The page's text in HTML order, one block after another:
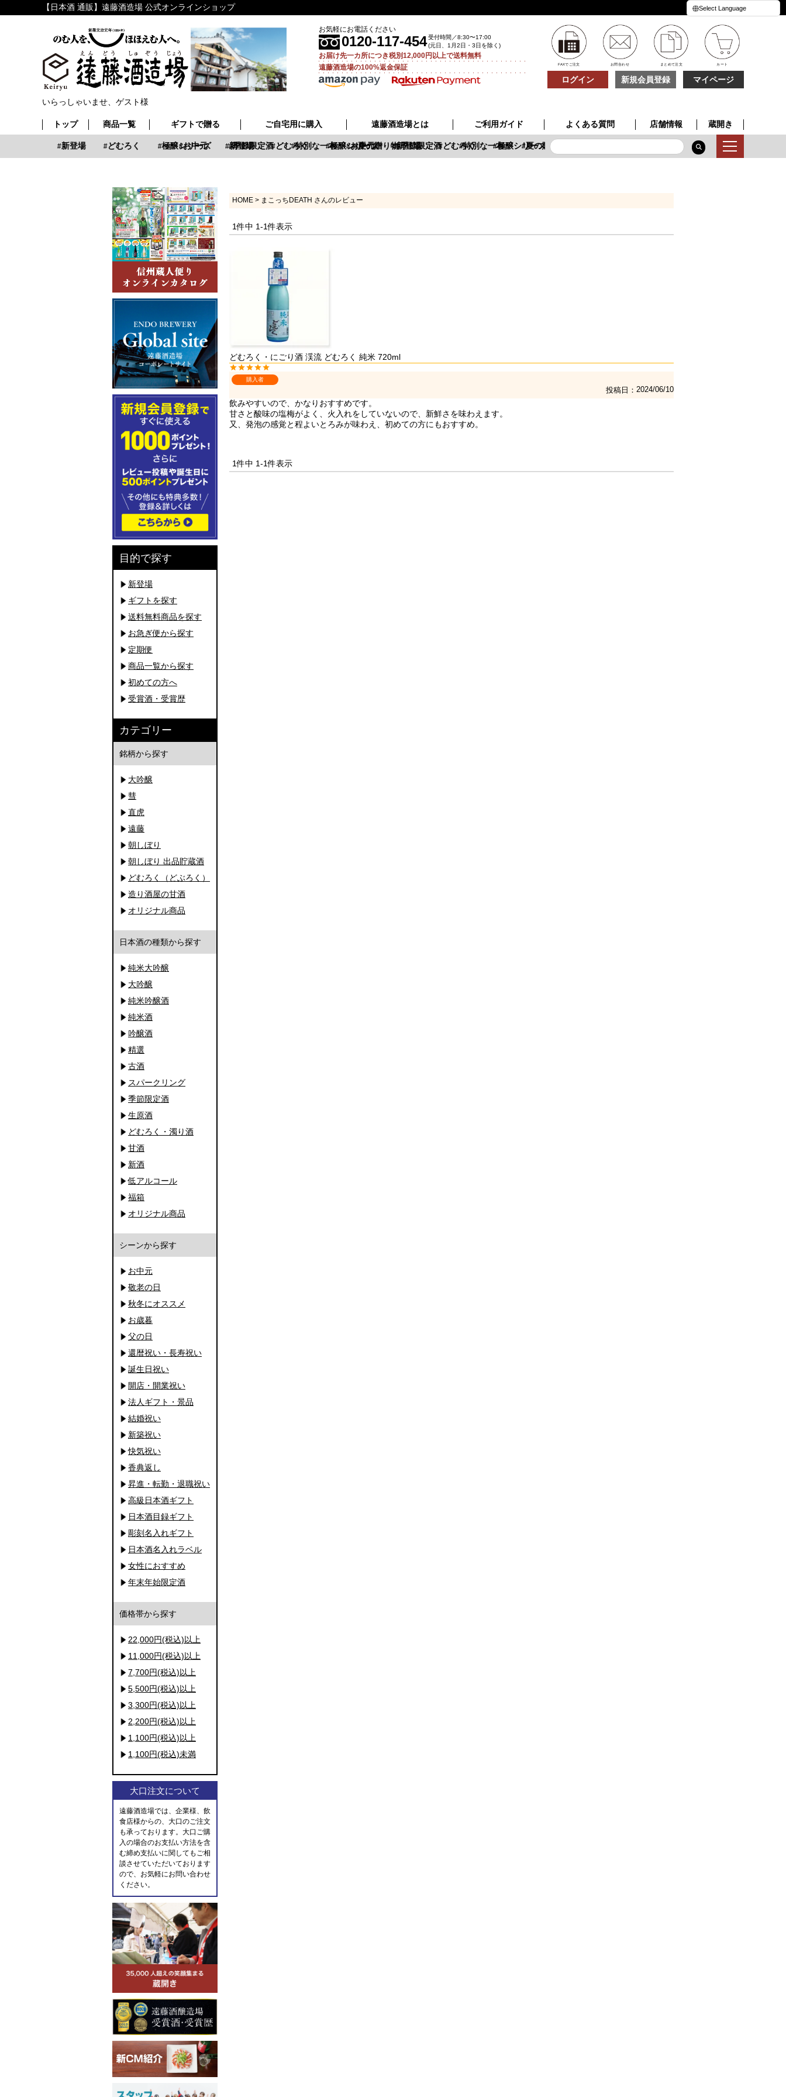
【日本酒 通販】遠藤酒造場 公式オンラインショップ
お気軽にお電話ください
0120-117-454受付時間／8:30〜17:00
(元日、1月2日・3日を除く)
お届け先一カ所につき税別12,000円以上で送料無料
遠藤酒造場の100%返金保証
FAXでご注文 お問合わせ まとめて注文 カート
ログイン 新規会員登録 マイページ
いらっしゃいませ、ゲスト様
トップ 商品一覧 ギフトで贈る ご自宅用に購入 遠藤酒造場とは ご利用ガイド よくある質問 店舗情報 蔵開き
新登場 どむろく 極醸シリーズ 季節限定酒 特別な一本 夏の贈り物
お中元 新登場 どむろく 極醸シリーズ 季節限定酒 特別な一本 夏の贈り物
お中元 新登場 どむろく 極醸シリーズ 夏の贈り物
目的で探す
新登場
ギフトを探す
送料無料商品を探す
お急ぎ便から探す
定期便
商品一覧から探す
初めての方へ
受賞酒・受賞歴
カテゴリー
銘柄から探す
大吟醸
彗
直虎
遠藤
朝しぼり
朝しぼり 出品貯蔵酒
どむろく（どぶろく）
造り酒屋の甘酒
オリジナル商品
日本酒の種類から探す
純米大吟醸
大吟醸
純米吟醸酒
純米酒
吟醸酒
精選
古酒
スパークリング
季節限定酒
生原酒
どむろく・濁り酒
甘酒
新酒
低アルコール
福箱
オリジナル商品
シーンから探す
お中元
敬老の日
秋冬にオススメ
お歳暮
父の日
還暦祝い・長寿祝い
誕生日祝い
開店・開業祝い
法人ギフト・景品
結婚祝い
新築祝い
快気祝い
香典返し
昇進・転勤・退職祝い
高級日本酒ギフト
日本酒目録ギフト
彫刻名入れギフト
日本酒名入れラベル
女性におすすめ
年末年始限定酒
価格帯から探す
22,000円(税込)以上
11,000円(税込)以上
7,700円(税込)以上
5,500円(税込)以上
3,300円(税込)以上
2,200円(税込)以上
1,100円(税込)以上
1,100円(税込)未満
大口注文について
遠藤酒造場では、企業様、飲
食店様からの、大口のご注文
も承っております。大口ご購
入の場合のお支払い方法を含
む締め支払いに関してもご相
談させていただいております
ので、お気軽にお問い合わせ
ください。
HOME まこっちDEATH さんのレビュー
1件中 1-1件表示
どむろく・にごり酒 渓流 どむろく 純米 720ml
購入者
投稿日 2024/06/10
飲みやすいので、かなりおすすめです。
甘さと酸味の塩梅がよく、火入れをしていないので、新鮮さを味わえます。
又、発泡の感覚と程よいとろみが味わえ、初めての方にもおすすめ。
1件中 1-1件表示